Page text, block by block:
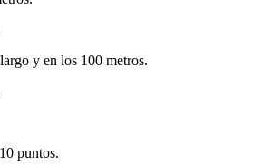
y en los 100 metros.
puntos.